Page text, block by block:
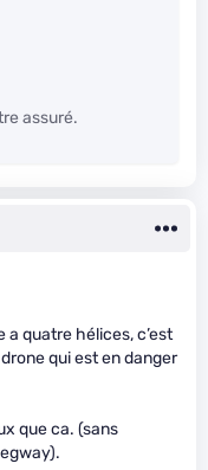
assuré.
quatre hélices, c’est
qui est en danger
que ca. (sans